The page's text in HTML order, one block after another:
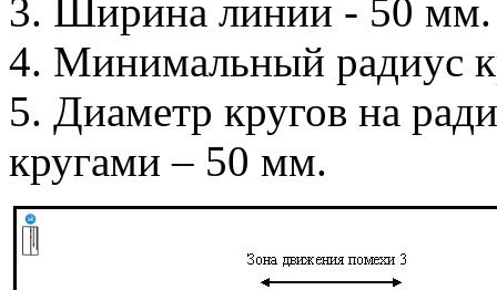
3. Ширина линии - 50 мм.
4. Минимальный радиус
5. Диаметр кругов на
кругами – 50 мм.